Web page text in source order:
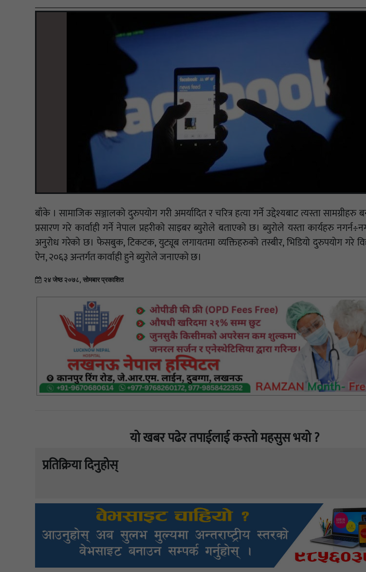
बाँके । सामाजिक सञ्जालको दुरुपयोग गरी अमर्यादित र चरित्र हत्या गर्ने उद्देश्यबाट त्यस्ता सामग्रीहरु
प्रसारण गरे कार्वाही गर्ने नेपाल प्रहरीको साइबर ब्युरोले बताएको छ। ब्युरोले यस्ता कार्यहरु
अनुरोध गरेको छ। फेसबुक, टिकटक, युट्यूब लगायतमा व्यक्तिहरुको तस्बीर, भिडियो दुरुपयोग गरे
ऐन, २०६३ अन्तर्गत कार्वाही हुने ब्युरोले जनाएको छ।
२४ जेष्ठ २०७८, सोमबार प्रकाशित
यो खबर पढेर तपाईलाई कस्तो महसुस भयो ?
प्रतिक्रिया दिनुहोस्